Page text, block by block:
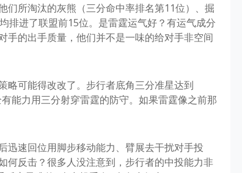
们所淘汰的灰熊（三分命中率排名第11位）、掘
排进了联盟前15位。是雷霆运气好？有运气成分
手的出手质量，他们并不是一味的给对手非空间
略可能得改改了。步行者底角三分准星达到
能力用三分射穿雷霆的防守。如果雷霆像之前那
迅速回位用脚步移动能力、臂展去干扰对手投
何反击？很多人没注意到，步行者的中投能力非